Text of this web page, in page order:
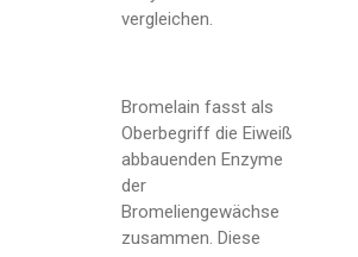
vergleichen.
Bromelain fasst als
Oberbegriff die Eiweiß
abbauenden Enzyme
der
Bromeliengewächse
zusammen. Diese